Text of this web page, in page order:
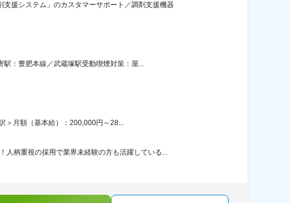
援システム」のカスタマーサポート／調剤支援機器
：豊肥本線／武蔵塚駅受動喫煙対策：屋...
＞月額（基本給）：200,000円～28...
人柄重視の採用で業界未経験の方も活躍している...